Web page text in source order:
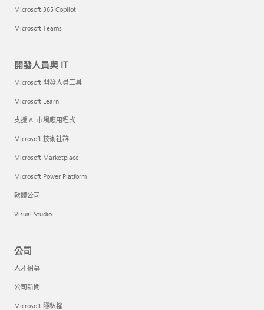
Microsoft 365 Copilot
Microsoft Teams
開發人員與 IT
Microsoft 開發人員工具
Microsoft Learn
支援 AI 市場應用程式
Microsoft 技術社群
Microsoft Marketplace
Microsoft Power Platform
軟體公司
Visual Studio
公司
人才招募
公司新聞
Microsoft 隱私權